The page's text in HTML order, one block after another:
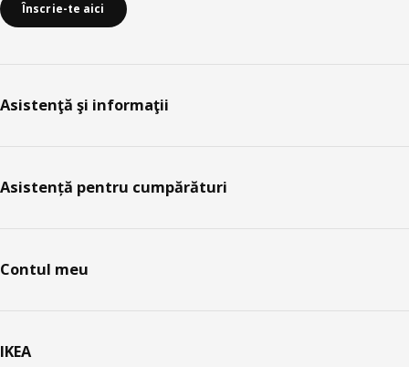
Înscrie-te aici
Asistenţă şi informaţii
Asistență pentru cumpărături
Contul meu
IKEA